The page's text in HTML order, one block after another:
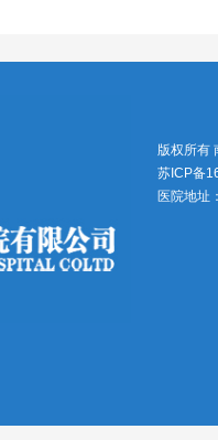
版权所有
苏ICP备
医院地址